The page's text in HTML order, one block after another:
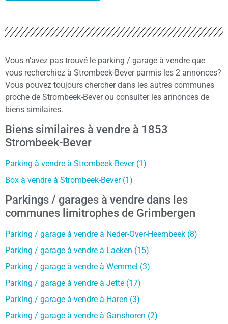
Vous n’avez pas trouvé le parking / garage à vendre que
vous recherchiez à Strombeek-Bever parmis les 2 annonces?
Vous pouvez toujours chercher dans les autres communes
proche de Strombeek-Bever ou consulter les annonces de
biens similaires.
Biens similaires à vendre à 1853
Strombeek-Bever
Parking à vendre à Strombeek-Bever (1)
Box à vendre à Strombeek-Bever (1)
Parkings / garages à vendre dans les
communes limitrophes de Grimbergen
Parking / garage à vendre à Neder-Over-Heembeek (8)
Parking / garage à vendre à Laeken (15)
Parking / garage à vendre à Wemmel (3)
Parking / garage à vendre à Jette (17)
Parking / garage à vendre à Haren (3)
Parking / garage à vendre à Ganshoren (2)